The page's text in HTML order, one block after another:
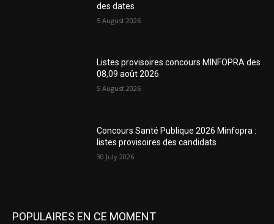
des dates
5 August 2026
Listes provisoires concours MINFOPRA des
08,09 août 2026
5 August 2026
Concours Santé Publique 2026 Minfopra :
listes provisoires des candidats
30 July 2026
POPULAIRES EN CE MOMENT